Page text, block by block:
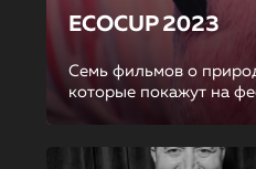
ECOCUP 2023
Семь фильмов о
которые покажут на